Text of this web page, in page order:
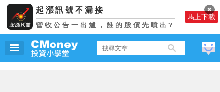
起漲訊號不漏接
營收公告一出爐，誰的股價先噴出?
馬上下載
建議
37天前
仙小姐
天前